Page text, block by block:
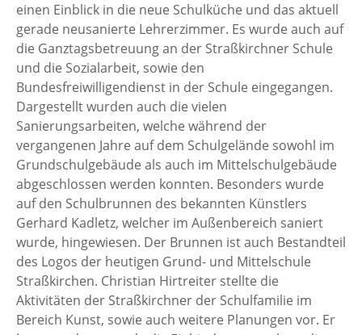
einen Einblick in die neue Schulküche und das aktuell
gerade neusanierte Lehrerzimmer. Es wurde auch auf
die Ganztagsbetreuung an der Straßkirchner Schule
und die Sozialarbeit, sowie den
Bundesfreiwilligendienst in der Schule eingegangen.
Dargestellt wurden auch die vielen
Sanierungsarbeiten, welche während der
vergangenen Jahre auf dem Schulgelände sowohl im
Grundschulgebäude als auch im Mittelschulgebäude
abgeschlossen werden konnten. Besonders wurde
auf den Schulbrunnen des bekannten Künstlers
Gerhard Kadletz, welcher im Außenbereich saniert
wurde, hingewiesen. Der Brunnen ist auch Bestandteil
des Logos der heutigen Grund- und Mittelschule
Straßkirchen. Christian Hirtreiter stellte die
Aktivitäten der Straßkirchner der Schulfamilie im
Bereich Kunst, sowie auch weitere Planungen vor. Er